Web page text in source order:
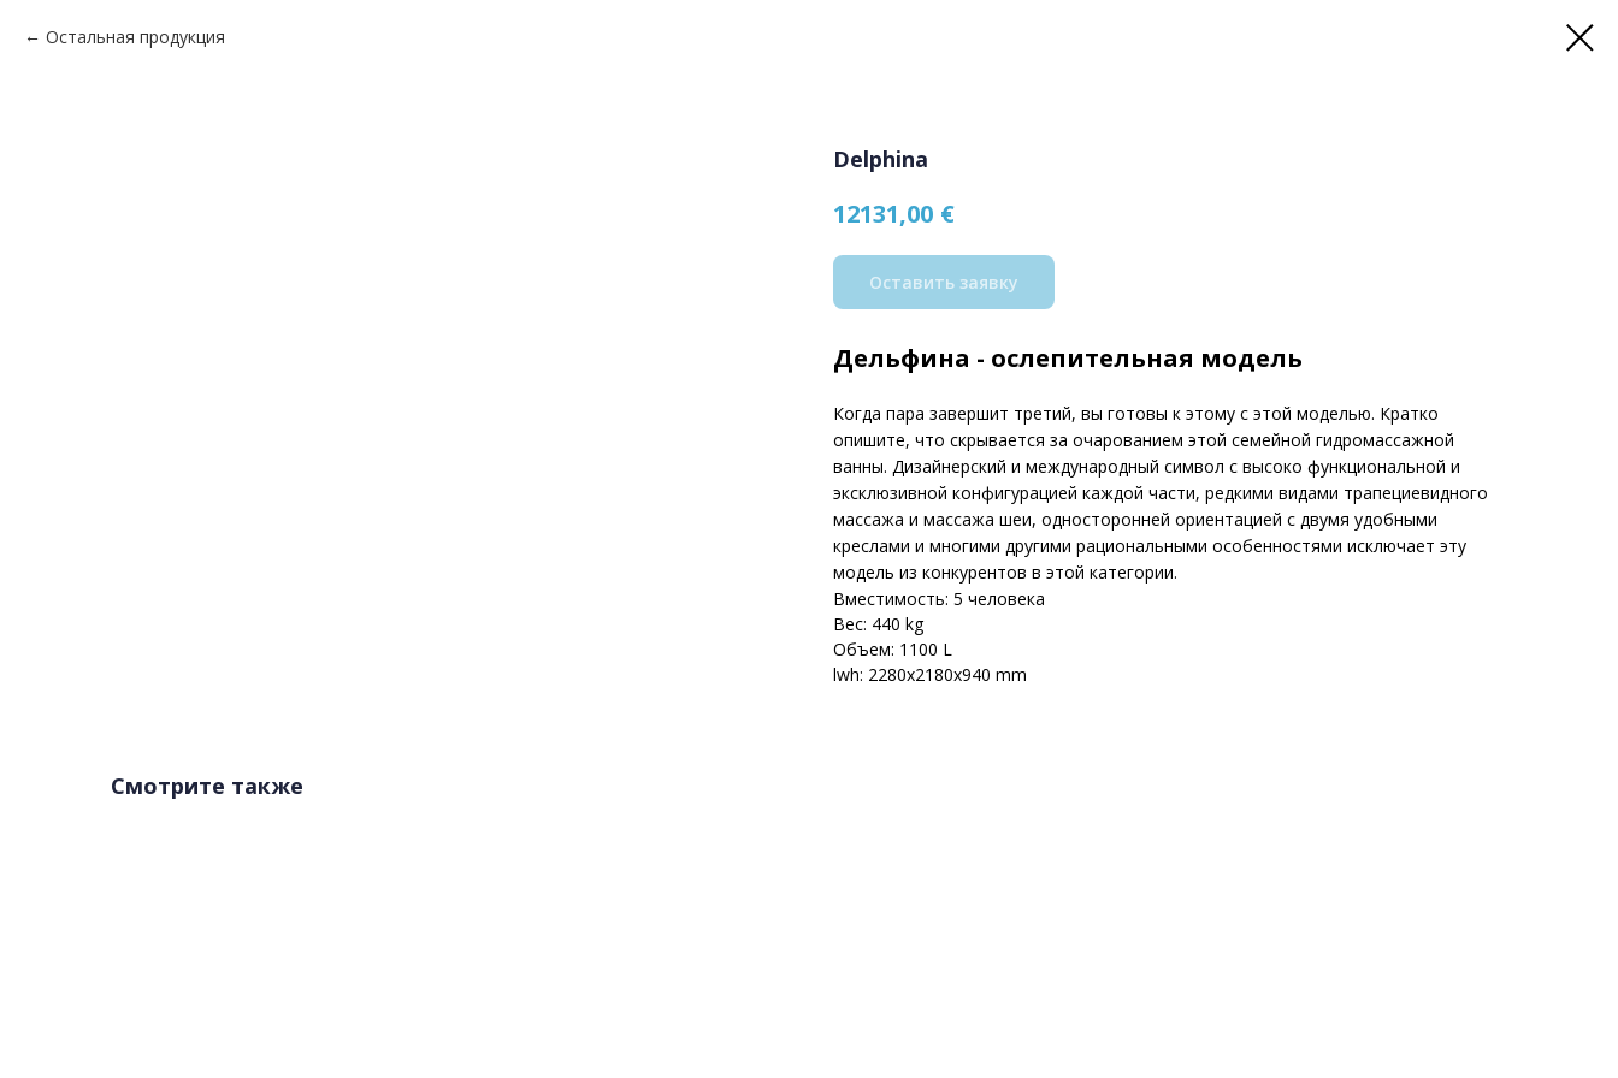
Остальная продукция
Delphina
12131,00 €
Оставить заявку
Дельфина - ослепительная модель
Когда пара завершит третий, вы готовы к этому с этой моделью. Кратко
опишите, что скрывается за очарованием этой семейной гидромассажной
ванны. Дизайнерский и международный символ с высоко функциональной и
эксклюзивной конфигурацией каждой части, редкими видами трапециевидного
массажа и массажа шеи, односторонней ориентацией с двумя удобными
креслами и многими другими рациональными особенностями исключает эту
модель из конкурентов в этой категории.
Вместимость: 5 человека
Вес: 440 kg
Объем: 1100 L
lwh: 2280x2180x940 mm
Смотрите также